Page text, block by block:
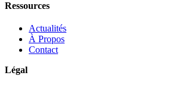
Ressources
Actualités
À Propos
Contact
Légal